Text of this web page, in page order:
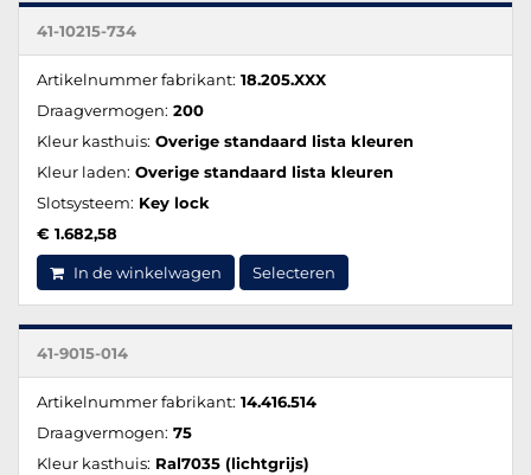
41-10215-734
Artikelnummer fabrikant: 18.205.XXX
Draagvermogen: 200
Kleur kasthuis: Overige standaard lista kleuren
Kleur laden: Overige standaard lista kleuren
Slotsysteem: Key lock
€ 1.682,58
In de winkelwagen Selecteren
41-9015-014
Artikelnummer fabrikant: 14.416.514
Draagvermogen: 75
Kleur kasthuis: Ral7035 (lichtgrijs)